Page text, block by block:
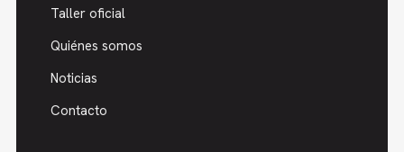
Taller oficial
Quiénes somos
Noticias
Contacto